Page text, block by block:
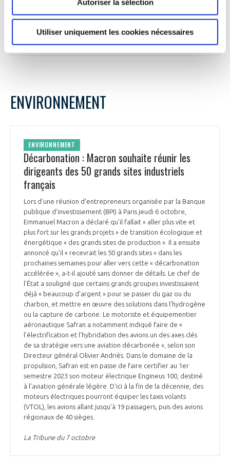
Autoriser la sélection
Utiliser uniquement les cookies nécessaires
dont 80 à Blagnac pour un chiffre d’affaires de 3,9 Md€ en
2021.
La Dépêche du 5 octobre
ENVIRONNEMENT
ENVIRONNEMENT
Décarbonation : Macron souhaite réunir les
dirigeants des 50 grands sites industriels
français
Lors d'une réunion d'entrepreneurs organisée par la Banque
publique d'investissement (BPI) à Paris jeudi 6 octobre,
Emmanuel Macron a déclaré qu'il fallait « aller plus vite et
plus fort sur les grands projets » de transition écologique et
énergétique « des grands sites de production ». Il a ensuite
annoncé qu'il « recevrait les 50 grands sites » dans les
prochaines semaines pour aller vers cette « décarbonation
accélérée », a-t-il ajouté sans donner de détails. Le chef de
l'État a souligné que certains grands groupes investissaient
déjà « beaucoup d'argent » pour se passer du gaz ou du
charbon, et mettre en œuvre des solutions dans l'hydrogène
ou la capture de carbone. Le motoriste et équipementier
aéronautique Safran a notamment indiqué faire de «
l'électrification et l'hybridation des avions un des axes clés
de sa stratégie vers une aviation décarbonée », selon son
Directeur général Olivier Andriès. Dans le domaine de la
propulsion, Safran est en passe de faire certifier au 1er
semestre 2023 son moteur électrique Engineus 100, destiné
à l'aviation générale légère. D'ici à la fin de la décennie, des
moteurs électriques pourront équiper les taxis volants
(VTOL), les avions allant jusqu'à 19 passagers, puis des avions
régionaux de 40 sièges.
La Tribune du 7 octobre